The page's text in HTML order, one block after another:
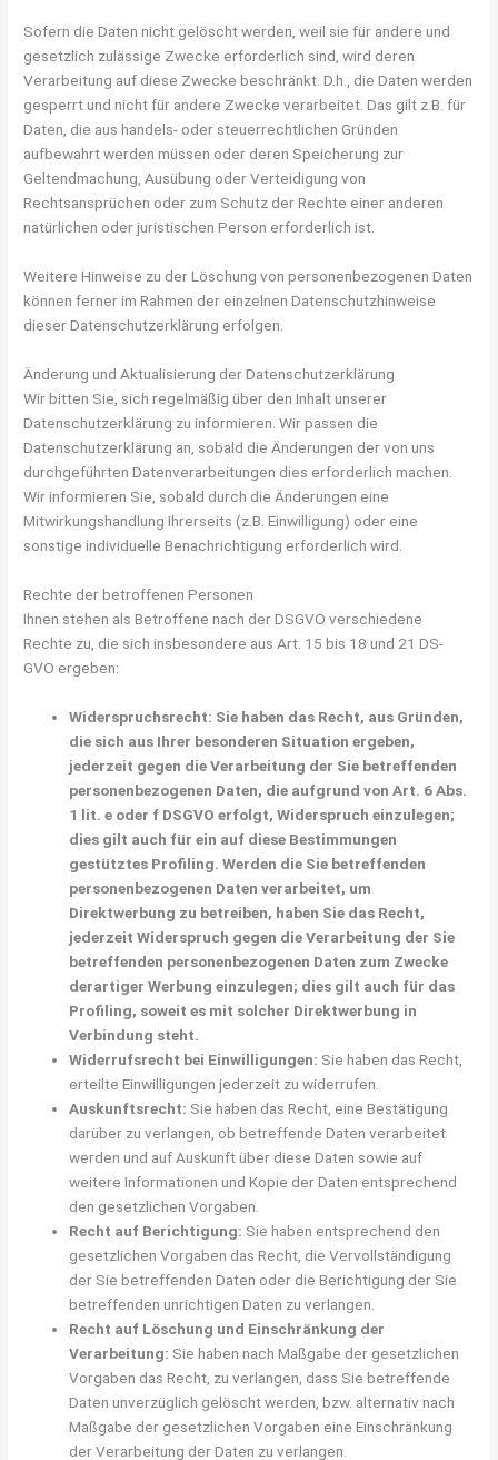
Sofern die Daten nicht gelöscht werden, weil sie für andere und
gesetzlich zulässige Zwecke erforderlich sind, wird deren
Verarbeitung auf diese Zwecke beschränkt. D.h., die Daten werden
gesperrt und nicht für andere Zwecke verarbeitet. Das gilt z.B. für
Daten, die aus handels- oder steuerrechtlichen Gründen
aufbewahrt werden müssen oder deren Speicherung zur
Geltendmachung, Ausübung oder Verteidigung von
Rechtsansprüchen oder zum Schutz der Rechte einer anderen
natürlichen oder juristischen Person erforderlich ist.
Weitere Hinweise zu der Löschung von personenbezogenen Daten
können ferner im Rahmen der einzelnen Datenschutzhinweise
dieser Datenschutzerklärung erfolgen.
Änderung und Aktualisierung der Datenschutzerklärung
Wir bitten Sie, sich regelmäßig über den Inhalt unserer
Datenschutzerklärung zu informieren. Wir passen die
Datenschutzerklärung an, sobald die Änderungen der von uns
durchgeführten Datenverarbeitungen dies erforderlich machen.
Wir informieren Sie, sobald durch die Änderungen eine
Mitwirkungshandlung Ihrerseits (z.B. Einwilligung) oder eine
sonstige individuelle Benachrichtigung erforderlich wird.
Rechte der betroffenen Personen
Ihnen stehen als Betroffene nach der DSGVO verschiedene
Rechte zu, die sich insbesondere aus Art. 15 bis 18 und 21 DS-
GVO ergeben:
Widerspruchsrecht: Sie haben das Recht, aus Gründen,
die sich aus Ihrer besonderen Situation ergeben,
jederzeit gegen die Verarbeitung der Sie betreffenden
personenbezogenen Daten, die aufgrund von Art. 6 Abs.
1 lit. e oder f DSGVO erfolgt, Widerspruch einzulegen;
dies gilt auch für ein auf diese Bestimmungen
gestütztes Profiling. Werden die Sie betreffenden
personenbezogenen Daten verarbeitet, um
Direktwerbung zu betreiben, haben Sie das Recht,
jederzeit Widerspruch gegen die Verarbeitung der Sie
betreffenden personenbezogenen Daten zum Zwecke
derartiger Werbung einzulegen; dies gilt auch für das
Profiling, soweit es mit solcher Direktwerbung in
Verbindung steht.
Widerrufsrecht bei Einwilligungen: Sie haben das Recht,
erteilte Einwilligungen jederzeit zu widerrufen.
Auskunftsrecht: Sie haben das Recht, eine Bestätigung
darüber zu verlangen, ob betreffende Daten verarbeitet
werden und auf Auskunft über diese Daten sowie auf
weitere Informationen und Kopie der Daten entsprechend
den gesetzlichen Vorgaben.
Recht auf Berichtigung: Sie haben entsprechend den
gesetzlichen Vorgaben das Recht, die Vervollständigung
der Sie betreffenden Daten oder die Berichtigung der Sie
betreffenden unrichtigen Daten zu verlangen.
Recht auf Löschung und Einschränkung der
Verarbeitung: Sie haben nach Maßgabe der gesetzlichen
Vorgaben das Recht, zu verlangen, dass Sie betreffende
Daten unverzüglich gelöscht werden, bzw. alternativ nach
Maßgabe der gesetzlichen Vorgaben eine Einschränkung
der Verarbeitung der Daten zu verlangen.